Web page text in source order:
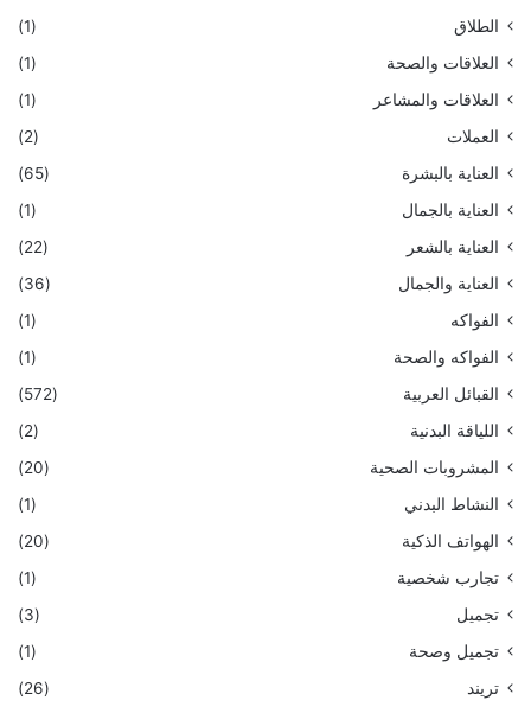
الطلاق
(1)
العلاقات والصحة
(1)
العلاقات والمشاعر
(1)
العملات
(2)
العناية بالبشرة
(65)
العناية بالجمال
(1)
العناية بالشعر
(22)
العناية والجمال
(36)
الفواكه
(1)
الفواكه والصحة
(1)
القبائل العربية
(572)
اللياقة البدنية
(2)
المشروبات الصحية
(20)
النشاط البدني
(1)
الهواتف الذكية
(20)
تجارب شخصية
(1)
تجميل
(3)
تجميل وصحة
(1)
تريند
(26)